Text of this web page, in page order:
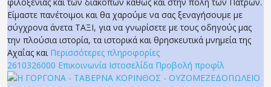
Είμαστε πανέτοιμοι και θα χαρούμε να σας ξεναγήσουμε με
σύγχρονα άνετα ΤΑΞΙ, για να γνωρίσετε με τους οδηγούς μας
την πλούσια ιστορία, τα ιστορικά και θρησκευτικά μνημεία της
Αχαΐας και Περισσότερες πληροφορίες
2610326000 Επικοινωνία Ιστοσελίδα Προβολή προφίλ